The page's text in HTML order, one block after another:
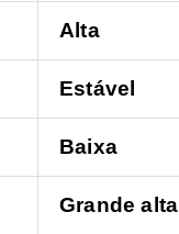
Alta
Estável
Baixa
Grande alta